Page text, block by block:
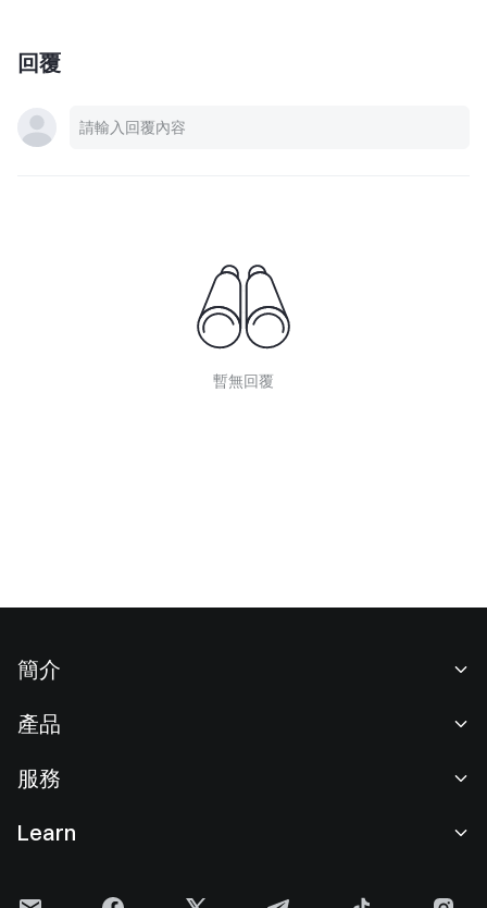
回覆
暫無回覆
簡介
新聞中心
產品
現貨交易
服務
Learn